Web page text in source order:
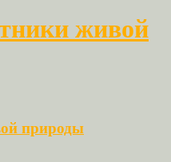
живой
природы